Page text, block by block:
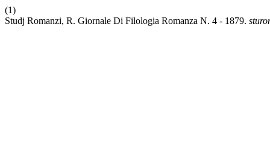
(1)
Studj Romanzi, R. Giornale Di Filologia Romanza N. 4 - 1879.